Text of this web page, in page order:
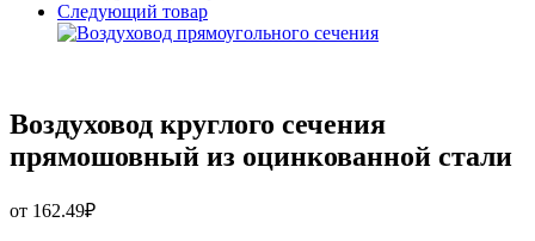
Следующий товар
Воздуховод круглого сечения
прямошовный из оцинкованной стали
от 162.49₽